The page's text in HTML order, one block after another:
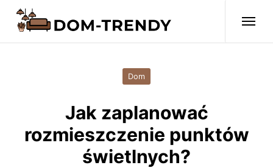
Dom
Jak zaplanować
rozmieszczenie punktów
świetlnych?